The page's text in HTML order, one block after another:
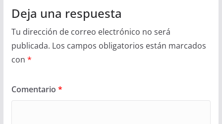
Deja una respuesta
Tu dirección de correo electrónico no será
publicada. Los campos obligatorios están marcados
con *
Comentario *